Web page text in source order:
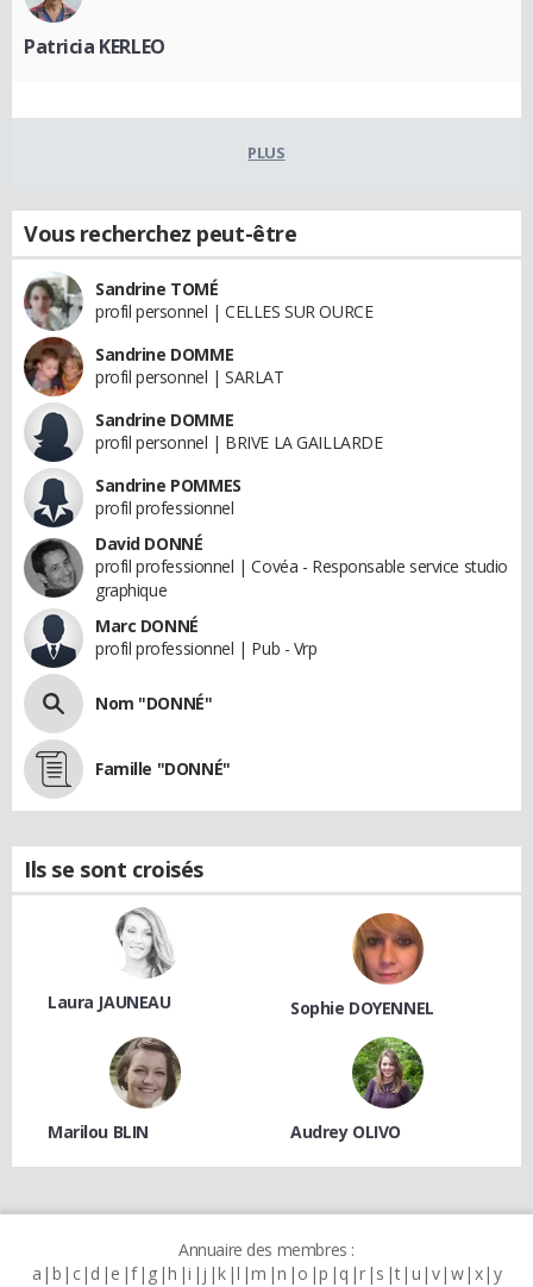
Patricia KERLEO
PLUS
Vous recherchez peut-être
Sandrine TOMÉ
profil personnel | CELLES SUR OURCE
Sandrine DOMME
profil personnel | SARLAT
Sandrine DOMME
profil personnel | BRIVE LA GAILLARDE
Sandrine POMMES
profil professionnel
David DONNÉ
profil professionnel | Covéa - Responsable service studio
graphique
Marc DONNÉ
profil professionnel | Pub - Vrp
Nom "DONNÉ"
Famille "DONNÉ"
Ils se sont croisés
Laura JAUNEAU Sophie DOYENNEL
Marilou BLIN Audrey OLIVO
Annuaire des membres :
a b c d e f g h i j k l m n o p q r s t u v w x y